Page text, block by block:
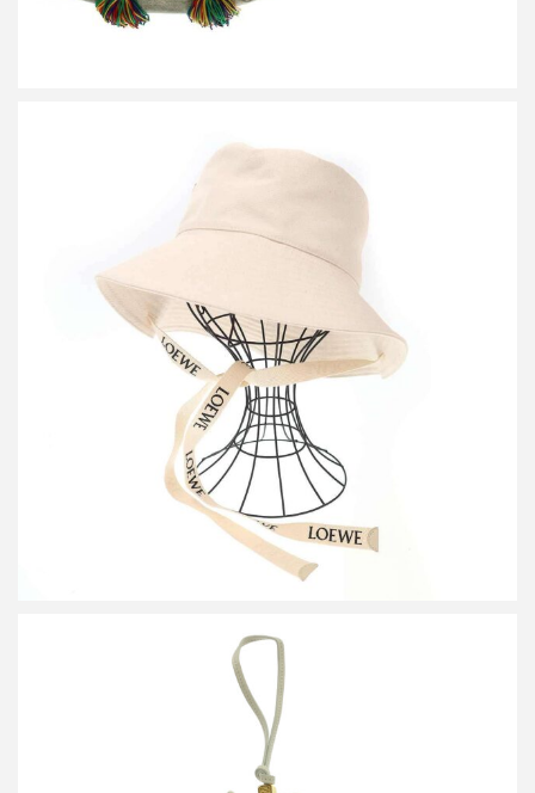
ロエベ フィッシャーマンバケットハット
買取金額24,000円
詳しく見る